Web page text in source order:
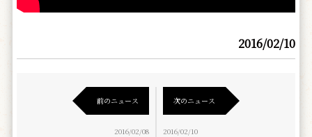
2016/02/10
前のニュース
2016/02/08
次のニュース
2016/02/10